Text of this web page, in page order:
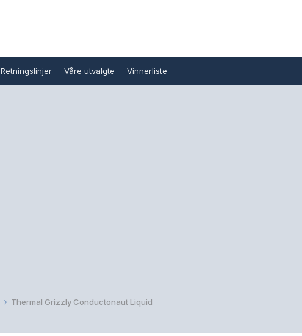
Retningslinjer Våre utvalgte Vinnerliste
Thermal Grizzly Conductonaut Liquid